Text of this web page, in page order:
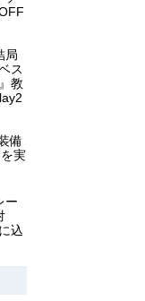
局
ス
教
備
実
ー
込